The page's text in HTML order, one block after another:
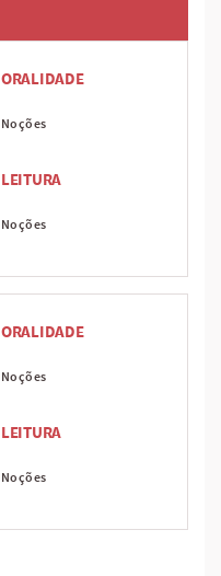
ORALIDADE
Noções
LEITURA
Noções
ORALIDADE
Noções
LEITURA
Noções